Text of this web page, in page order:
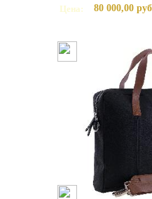
Цена:
80 000,00